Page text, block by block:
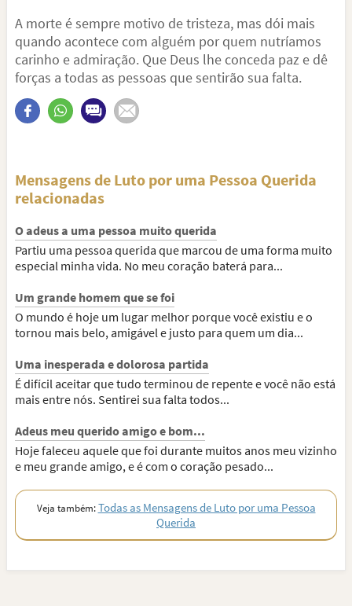
A morte é sempre motivo de tristeza, mas dói mais
quando acontece com alguém por quem nutríamos
carinho e admiração. Que Deus lhe conceda paz e dê
forças a todas as pessoas que sentirão sua falta.
Mensagens de Luto por uma Pessoa Querida
relacionadas
O adeus a uma pessoa muito querida
Partiu uma pessoa querida que marcou de uma forma muito
especial minha vida. No meu coração baterá para...
Um grande homem que se foi
O mundo é hoje um lugar melhor porque você existiu e o
tornou mais belo, amigável e justo para quem um dia...
Uma inesperada e dolorosa partida
É difícil aceitar que tudo terminou de repente e você não está
mais entre nós. Sentirei sua falta todos...
Adeus meu querido amigo e bom...
Hoje faleceu aquele que foi durante muitos anos meu vizinho
e meu grande amigo, e é com o coração pesado...
Veja também:Todas as Mensagens de Luto por uma Pessoa
Querida